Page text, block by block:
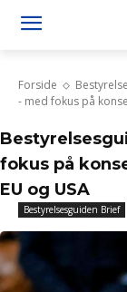
Forside
- med fokus på
fokus på
EU og USA
Bestyrelsesguiden Brief